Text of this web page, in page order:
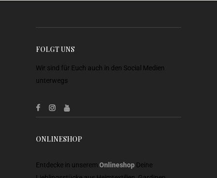
FOLGT UNS
Wir sind für Euch auch in den Social Medien
unterwegs
ONLINESHOP
Entdecke in unserem Onlineshop Deine